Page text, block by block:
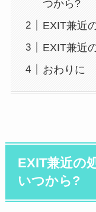
つから?
EXIT兼近
EXIT兼近
おわりに
EXIT兼近の
いつから?